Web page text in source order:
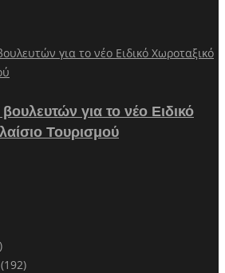
για το νέο Ειδικό
Τουρισμού
(192)